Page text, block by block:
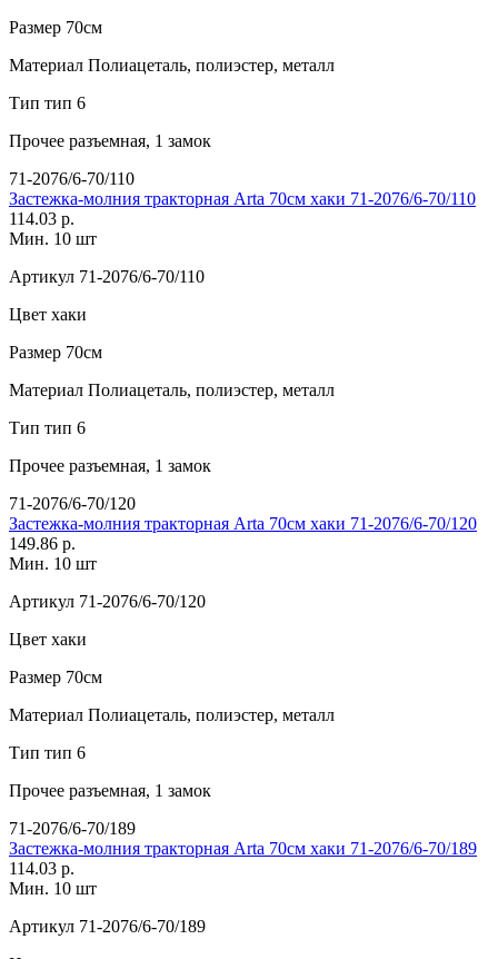
Размер 70см
Материал Полиацеталь, полиэстер, металл
Тип тип 6
Прочее разъемная, 1 замок
71-2076/6-70/110
Застежка-молния тракторная Arta 70см хаки 71-2076/6-70/110
114.03 р.
Мин. 10 шт
Артикул 71-2076/6-70/110
Цвет хаки
Размер 70см
Материал Полиацеталь, полиэстер, металл
Тип тип 6
Прочее разъемная, 1 замок
71-2076/6-70/120
Застежка-молния тракторная Arta 70см хаки 71-2076/6-70/120
149.86 р.
Мин. 10 шт
Артикул 71-2076/6-70/120
Цвет хаки
Размер 70см
Материал Полиацеталь, полиэстер, металл
Тип тип 6
Прочее разъемная, 1 замок
71-2076/6-70/189
Застежка-молния тракторная Arta 70см хаки 71-2076/6-70/189
114.03 р.
Мин. 10 шт
Артикул 71-2076/6-70/189